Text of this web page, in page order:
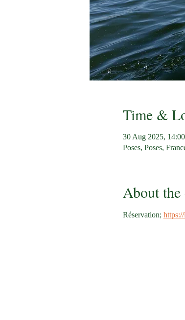
Time &
30 Aug 2025,
Poses, Poses,
About the
Réservation;